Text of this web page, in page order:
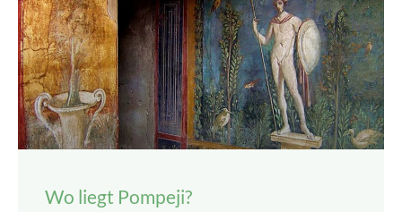
Wo liegt Pompeji?